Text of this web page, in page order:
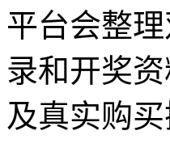
平台会整
录和开奖
及真实购买